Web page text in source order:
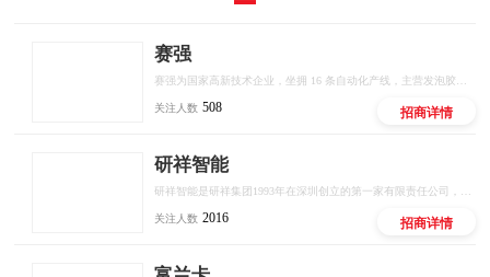
赛强
关注人数 508 招商详情
研祥智能
关注人数 2016 招商详情